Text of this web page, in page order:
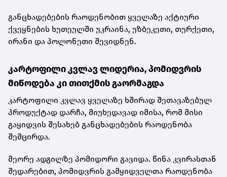
განცხადებების რაოდენობით ყველაზე აქტიური
ქვეყნების ხუთეულში უკრაინა, უზბეკეთი, თურქეთი,
ირანი და პოლონეთი შევიდნენ.
კარტოფილი კვლავ ლიდერია, პომიდვრის
მიწოდება კი თითქმის გაორმაგდა
კარტოფილი კვლავ ყველაზე ხშირად შეთავაზებულ
პროდუქტად დარჩა, მიუხედავად იმისა, რომ მისი
გაყიდვის შესახებ განცხადებების რაოდენობა
შემცირდა.
მეორე ადგილზე პომიდორი გავიდა. წინა კვირასთან
შედარებით, პომიდვრის გამყიდველთა რაოდენობა